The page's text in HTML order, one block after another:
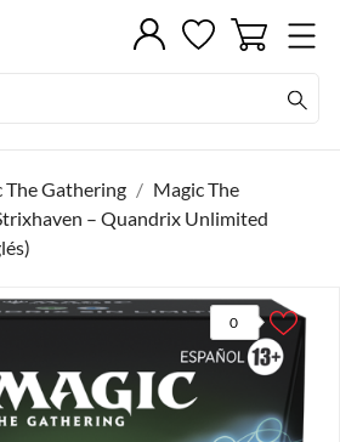
The Gathering
Magic The
– Quandrix Unlimited
0